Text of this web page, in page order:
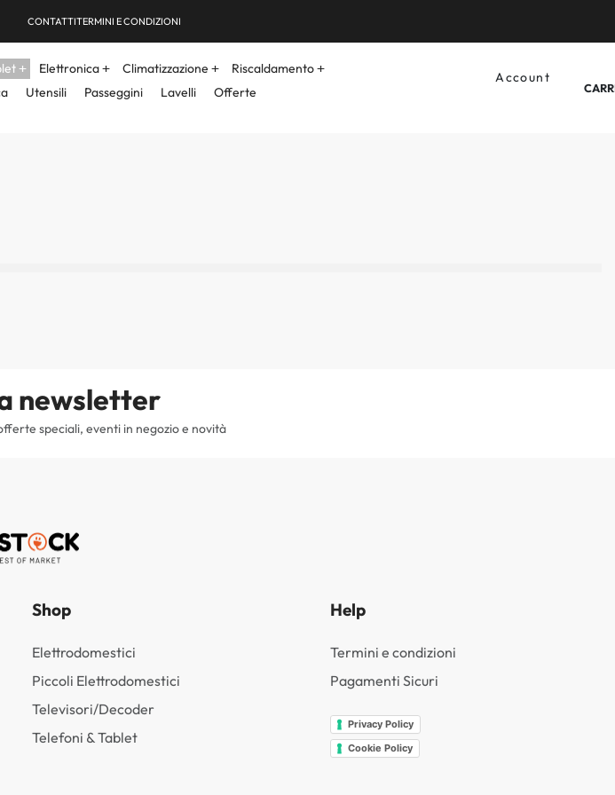
CONTATTITERMINI E CONDIZIONI
Elettronica Climatizzazione
Riscaldamento
Utensili Passeggini Lavelli Offerte
Account
newsletter
speciali, eventi in negozio e novità
Shop
Elettrodomestici
Piccoli Elettrodomestici
Televisori/Decoder
Telefoni & Tablet
Help
Termini e condizioni
Pagamenti Sicuri
Privacy Policy
Cookie Policy